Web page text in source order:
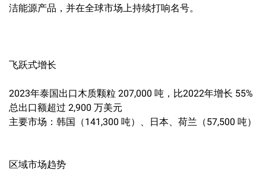
洁能源产品，并在全球市场上持续打响名号。
飞跃式增长
2023年泰国出口木质颗粒 207,000 吨，比2022年增长 55%
总出口额超过 2,900 万美元
主要市场：韩国（141,300 吨）、日本、荷兰（57,500 吨）
区域市场趋势